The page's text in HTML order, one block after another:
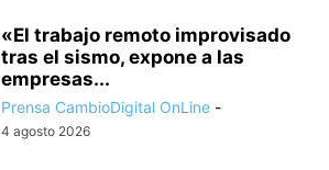
«El trabajo remoto improvisado
tras el sismo, expone a las
empresas...
Prensa CambioDigital OnLine -
4 agosto 2026